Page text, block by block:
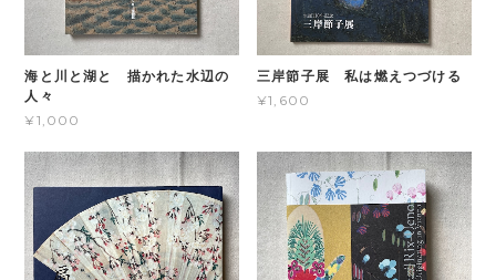
海と川と湖と 描かれた水辺の
人々
¥1,000
三岸節子展 私は燃えつづける
¥1,600